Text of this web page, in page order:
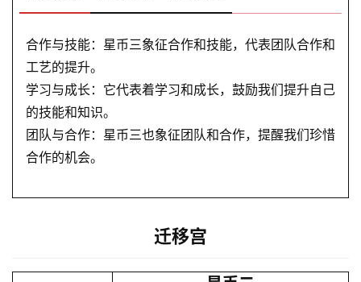
合作与技能：星币三象征合作和技能，代表团队合作和
工艺的提升。
学习与成长：它代表着学习和成长，鼓励我们提升自己
的技能和知识。
团队与合作：星币三也象征团队和合作，提醒我们珍惜
合作的机会。
迁移宫